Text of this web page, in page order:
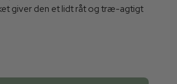
giver den et lidt råt og træ-agtigt